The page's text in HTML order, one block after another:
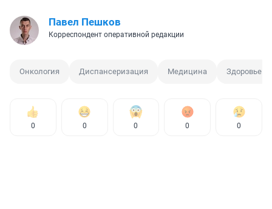
Павел Пешков
Корреспондент оперативной редакции
Онкология Диспансеризация Медицина Здоровье
0 0 0 0 0